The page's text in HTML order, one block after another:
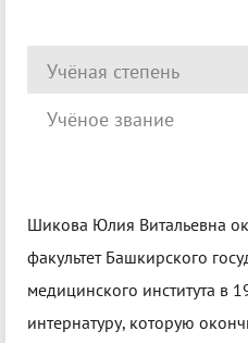
Учёная степень
Учёное звание
Шикова Юлия Витальевна
факультет Башкирского
медицинского института в
интернатуру, которую